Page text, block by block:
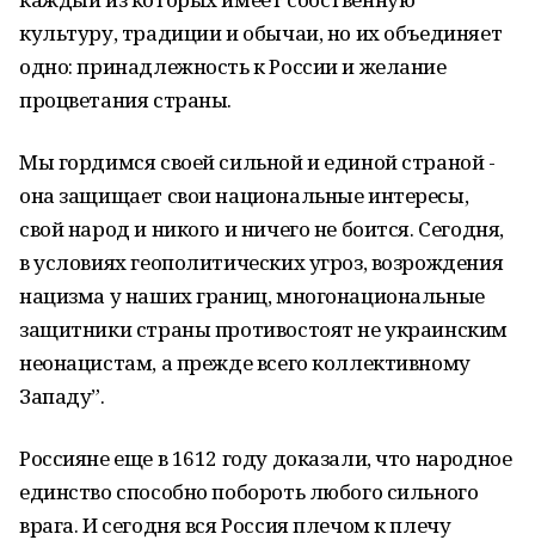
культуру, традиции и обычаи, но их объединяет
одно: принадлежность к России и желание
процветания страны.
Мы гордимся своей сильной и единой страной -
она защищает свои национальные интересы,
свой народ и никого и ничего не боится. Сегодня,
в условиях геополитических угроз, возрождения
нацизма у наших границ, многонациональные
защитники страны противостоят не украинским
неонацистам, а прежде всего коллективному
Западу”.
Россияне еще в 1612 году доказали, что народное
единство способно побороть любого сильного
врага. И сегодня вся Россия плечом к плечу